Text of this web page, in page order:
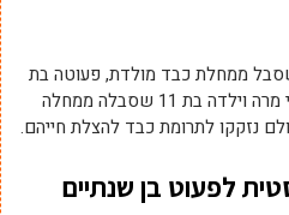
ממחלת כבד מולדת, פעוטה בת
שנתיים אשר סבלה ממחלת דרכי מרה וילדה בת 11 שסבלה ממחלה
נזקקו לתרומת כבד להצלת חייהם.
לפעוט בן שנתיים